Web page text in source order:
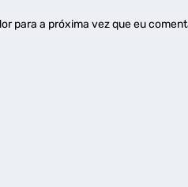
para a próxima vez que eu